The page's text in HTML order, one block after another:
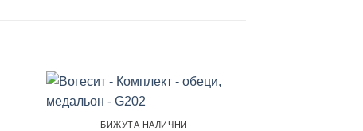
БИЖУТА НАЛИЧНИ